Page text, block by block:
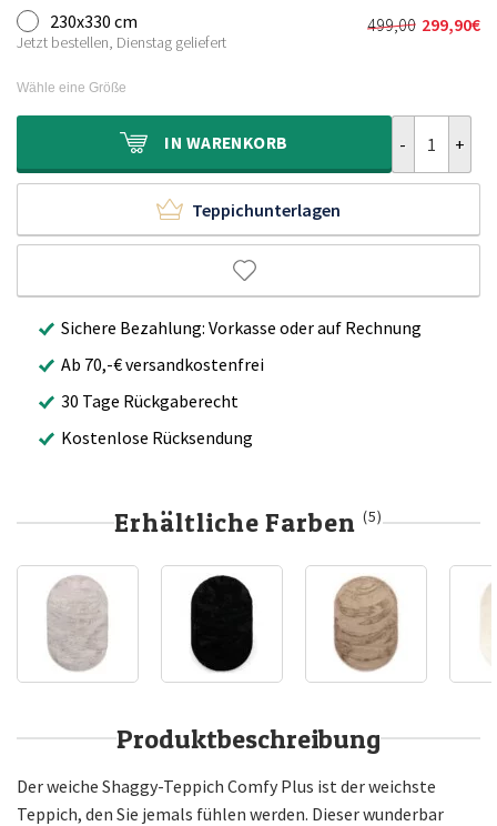
war:
379,00€
ist:
249,90€.
230x330 cm
Jetzt bestellen, Dienstag geliefert
499,00 299,90€
Aktueller
Wähle eine Größe
IN WARENKORB
Teppichunterlagen
Sichere Bezahlung: Vorkasse oder auf Rechnung
Ab 70,-€ versandkostenfrei
30 Tage Rückgaberecht
Kostenlose Rücksendung
Erhältliche Farben(5)
Produktbeschreibung
Der weiche Shaggy-Teppich Comfy Plus ist der weichste
Teppich, den Sie jemals fühlen werden. Dieser wunderbar